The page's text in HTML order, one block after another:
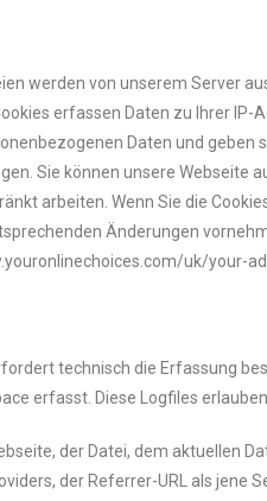
werden von unserem Server
erfassen Daten zu Ihrer
Daten und geben
Sie können unsere Webseite
arbeiten. Wenn Sie die
Änderungen
uk/your-
technisch die Erfassung
erfasst. Diese Logfiles
der Datei, dem aktuellen
der Referrer-URL als jene